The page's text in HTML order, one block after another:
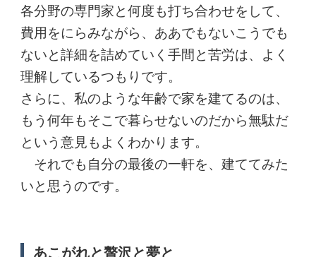
各分野の専門家と何度も打ち合わせをして、
費用をにらみながら、ああでもないこうでも
ないと詳細を詰めていく手間と苦労は、よく
理解しているつもりです。
さらに、私のような年齢で家を建てるのは、
もう何年もそこで暮らせないのだから無駄だ
という意見もよくわかります。
それでも自分の最後の一軒を、建ててみた
いと思うのです。
あこがれと贅沢と夢と